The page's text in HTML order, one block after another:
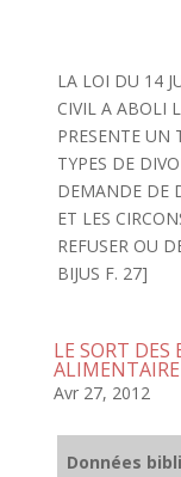
LA LOI DU 14
CIVIL A ABOLI
PRESENTE UN
TYPES DE
DEMANDE DE
ET LES
REFUSER OU
BIJUS F. 27]
LE SORT DES
Avr 27, 2012
Données